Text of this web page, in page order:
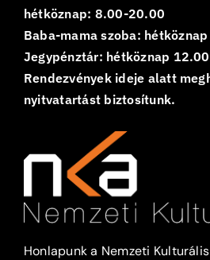
hétköznap: 8.00-20.00
Baba-mama szoba:
Jegypénztár: hétköznap
Rendezvények ideje alatt
nyitvatartást biztosítunk.
Honlapunk a Nemzeti